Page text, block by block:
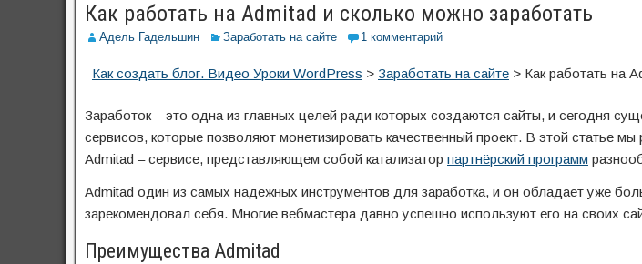
Как работать на Admitad и сколько можно заработать
Адель Гадельшин Заработать на сайте 1 комментарий
Как создать блог. Видео Уроки WordPress > Заработать на сайте > Как работать на
Заработок – это одна из главных целей ради которых создаются сайты, и сегодня
сервисов, которые позволяют монетизировать качественный проект. В этой статье мы
Admitad – сервисе, представляющем собой катализатор партнёрский программ
Admitad один из самых надёжных инструментов для заработка, и он обладает уже
зарекомендовал себя. Многие вебмастера давно успешно используют его на своих
Преимущества Admitad